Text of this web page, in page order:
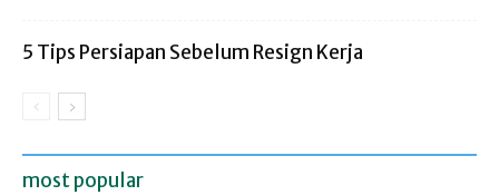
5 Tips Persiapan Sebelum Resign Kerja
most popular